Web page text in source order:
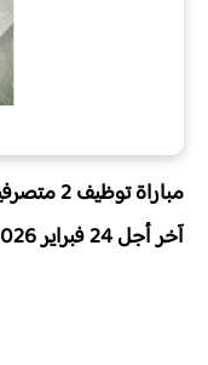
مباراة
آخر أجل24 فبراير 2026